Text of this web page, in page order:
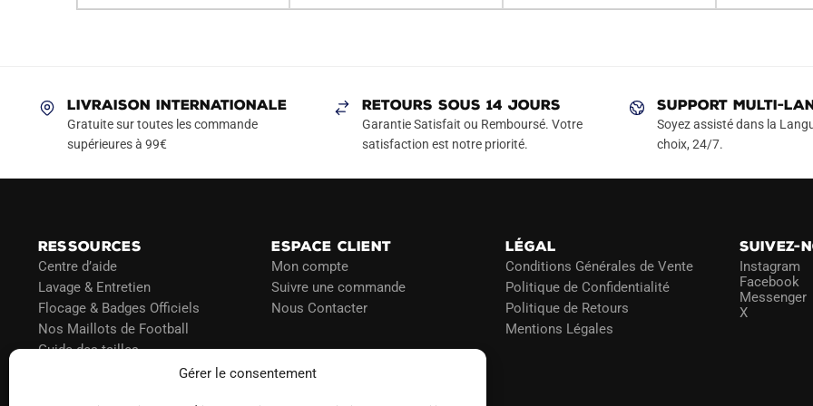
Gérer le consentement
LIVRAISON INTERNATIONALE
Gratuite sur toutes les commande
supérieures à 99€
RETOURS SOUS 14 JOURS
Garantie Satisfait ou Remboursé. Votre
satisfaction est notre priorité.
SUPPORT MULTI-
Soyez assisté dans la
choix, 24/7.
RESSOURCES
Centre d’aide
Lavage & Entretien
Flocage & Badges Officiels
Nos Maillots de Football
Guide des tailles
ESPACE CLIENT
Mon compte
Suivre une commande
Nous Contacter
LÉGAL
Conditions Générales de Vente
Politique de Confidentialité
Politique de Retours
Mentions Légales
SUIVEZ-
Instagram
Facebook
Messenger
X